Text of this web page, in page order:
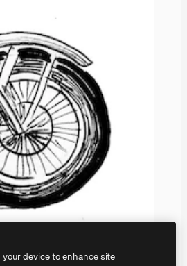
device to enhance site